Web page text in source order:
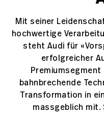
Mit seiner
hochwertige
steht Audi für
erfolgreicher
bahnbrechende
Transformation in
massgeblich mit.